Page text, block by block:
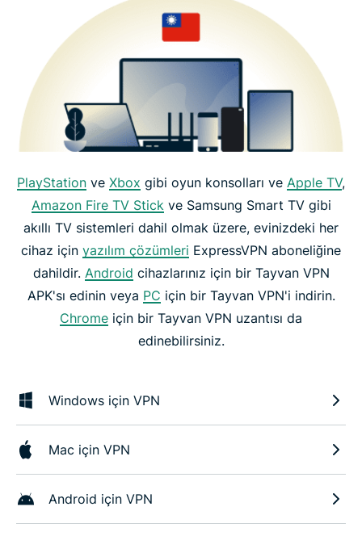
PlayStation ve Xbox gibi oyun konsolları ve Apple TV,
Amazon Fire TV Stick ve Samsung Smart TV gibi
akıllı TV sistemleri dahil olmak üzere, evinizdeki her
cihaz için yazılım çözümleri ExpressVPN aboneliğine
dahildir. Android cihazlarınız için bir Tayvan VPN
APK'sı edinin veya PC için bir Tayvan VPN'i indirin.
Chrome için bir Tayvan VPN uzantısı da
edinebilirsiniz.
Windows için VPN
Mac için VPN
Android için VPN